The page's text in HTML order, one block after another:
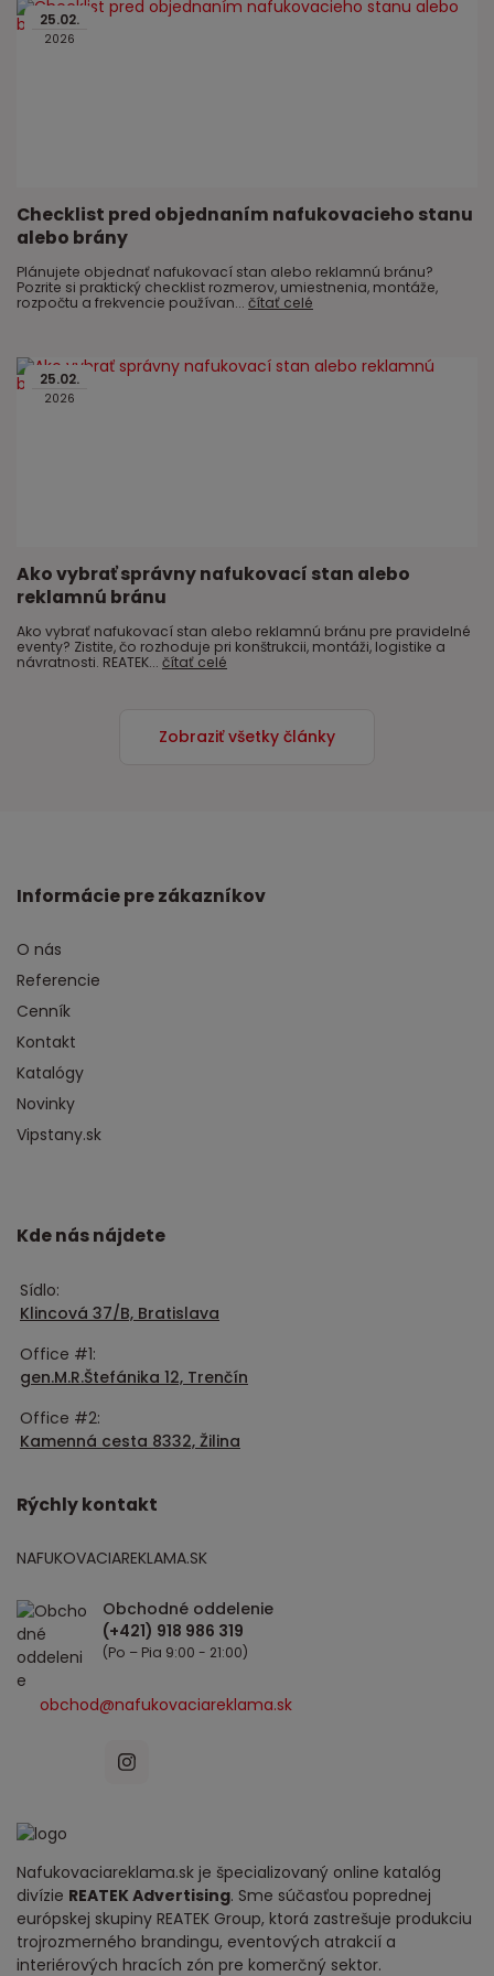
25.02.
2026
Checklist pred objednaním nafukovacieho stanu
alebo brány
Plánujete objednať nafukovací stan alebo reklamnú bránu?
Pozrite si praktický checklist rozmerov, umiestnenia, montáže,
rozpočtu a frekvencie používan... čítať celé
25.02.
2026
Ako vybrať správny nafukovací stan alebo
reklamnú bránu
Ako vybrať nafukovací stan alebo reklamnú bránu pre pravidelné
eventy? Zistite, čo rozhoduje pri konštrukcii, montáži, logistike a
návratnosti. REATEK... čítať celé
Zobraziť všetky články
Informácie pre zákazníkov
O nás
Referencie
Cenník
Kontakt
Katalógy
Novinky
Vipstany.sk
Kde nás nájdete
Sídlo:
Klincová 37/B, Bratislava
Office #1:
gen.M.R.Štefánika 12, Trenčín
Office #2:
Kamenná cesta 8332, Žilina
Nafukovaciareklama.sk je špecializovaný online katalóg
divízie REATEK Advertising. Sme súčasťou poprednej
európskej skupiny REATEK Group, ktorá zastrešuje produkciu
trojrozmerného brandingu, eventových atrakcií a
interiérových hracích zón pre komerčný sektor.
Rýchly kontakt
NAFUKOVACIAREKLAMA.SK
Obchodné oddelenie
(Po – Pia 9:00 - 21:00)
obchod@nafukovaciareklama.sk